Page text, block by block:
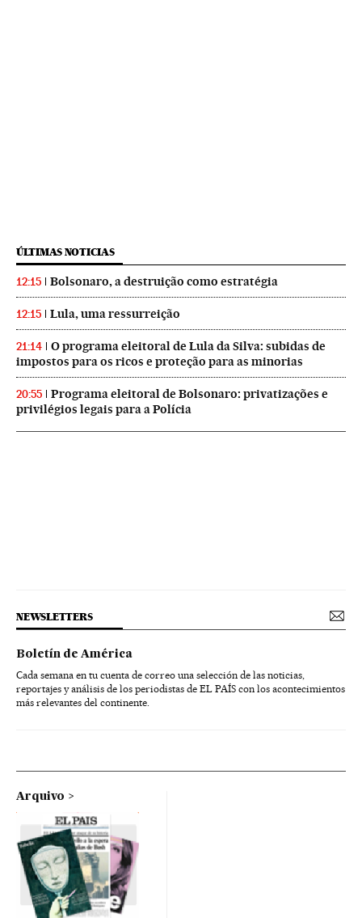
ÚLTIMAS NOTICIAS
12:15 Bolsonaro, a destruição como estratégia
12:15 Lula, uma ressurreição
21:14
O programa eleitoral de Lula da Silva: subidas de
impostos para os ricos e proteção para as minorias
20:55
Programa eleitoral de Bolsonaro: privatizações e
privilégios legais para a Polícia
NEWSLETTERS
Boletín de América
Cada semana en tu cuenta de correo una selección de las noticias,
reportajes y análisis de los periodistas de EL PAÍS con los acontecimientos
más relevantes del continente.
Arquivo